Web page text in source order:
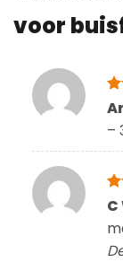
voor
–
C